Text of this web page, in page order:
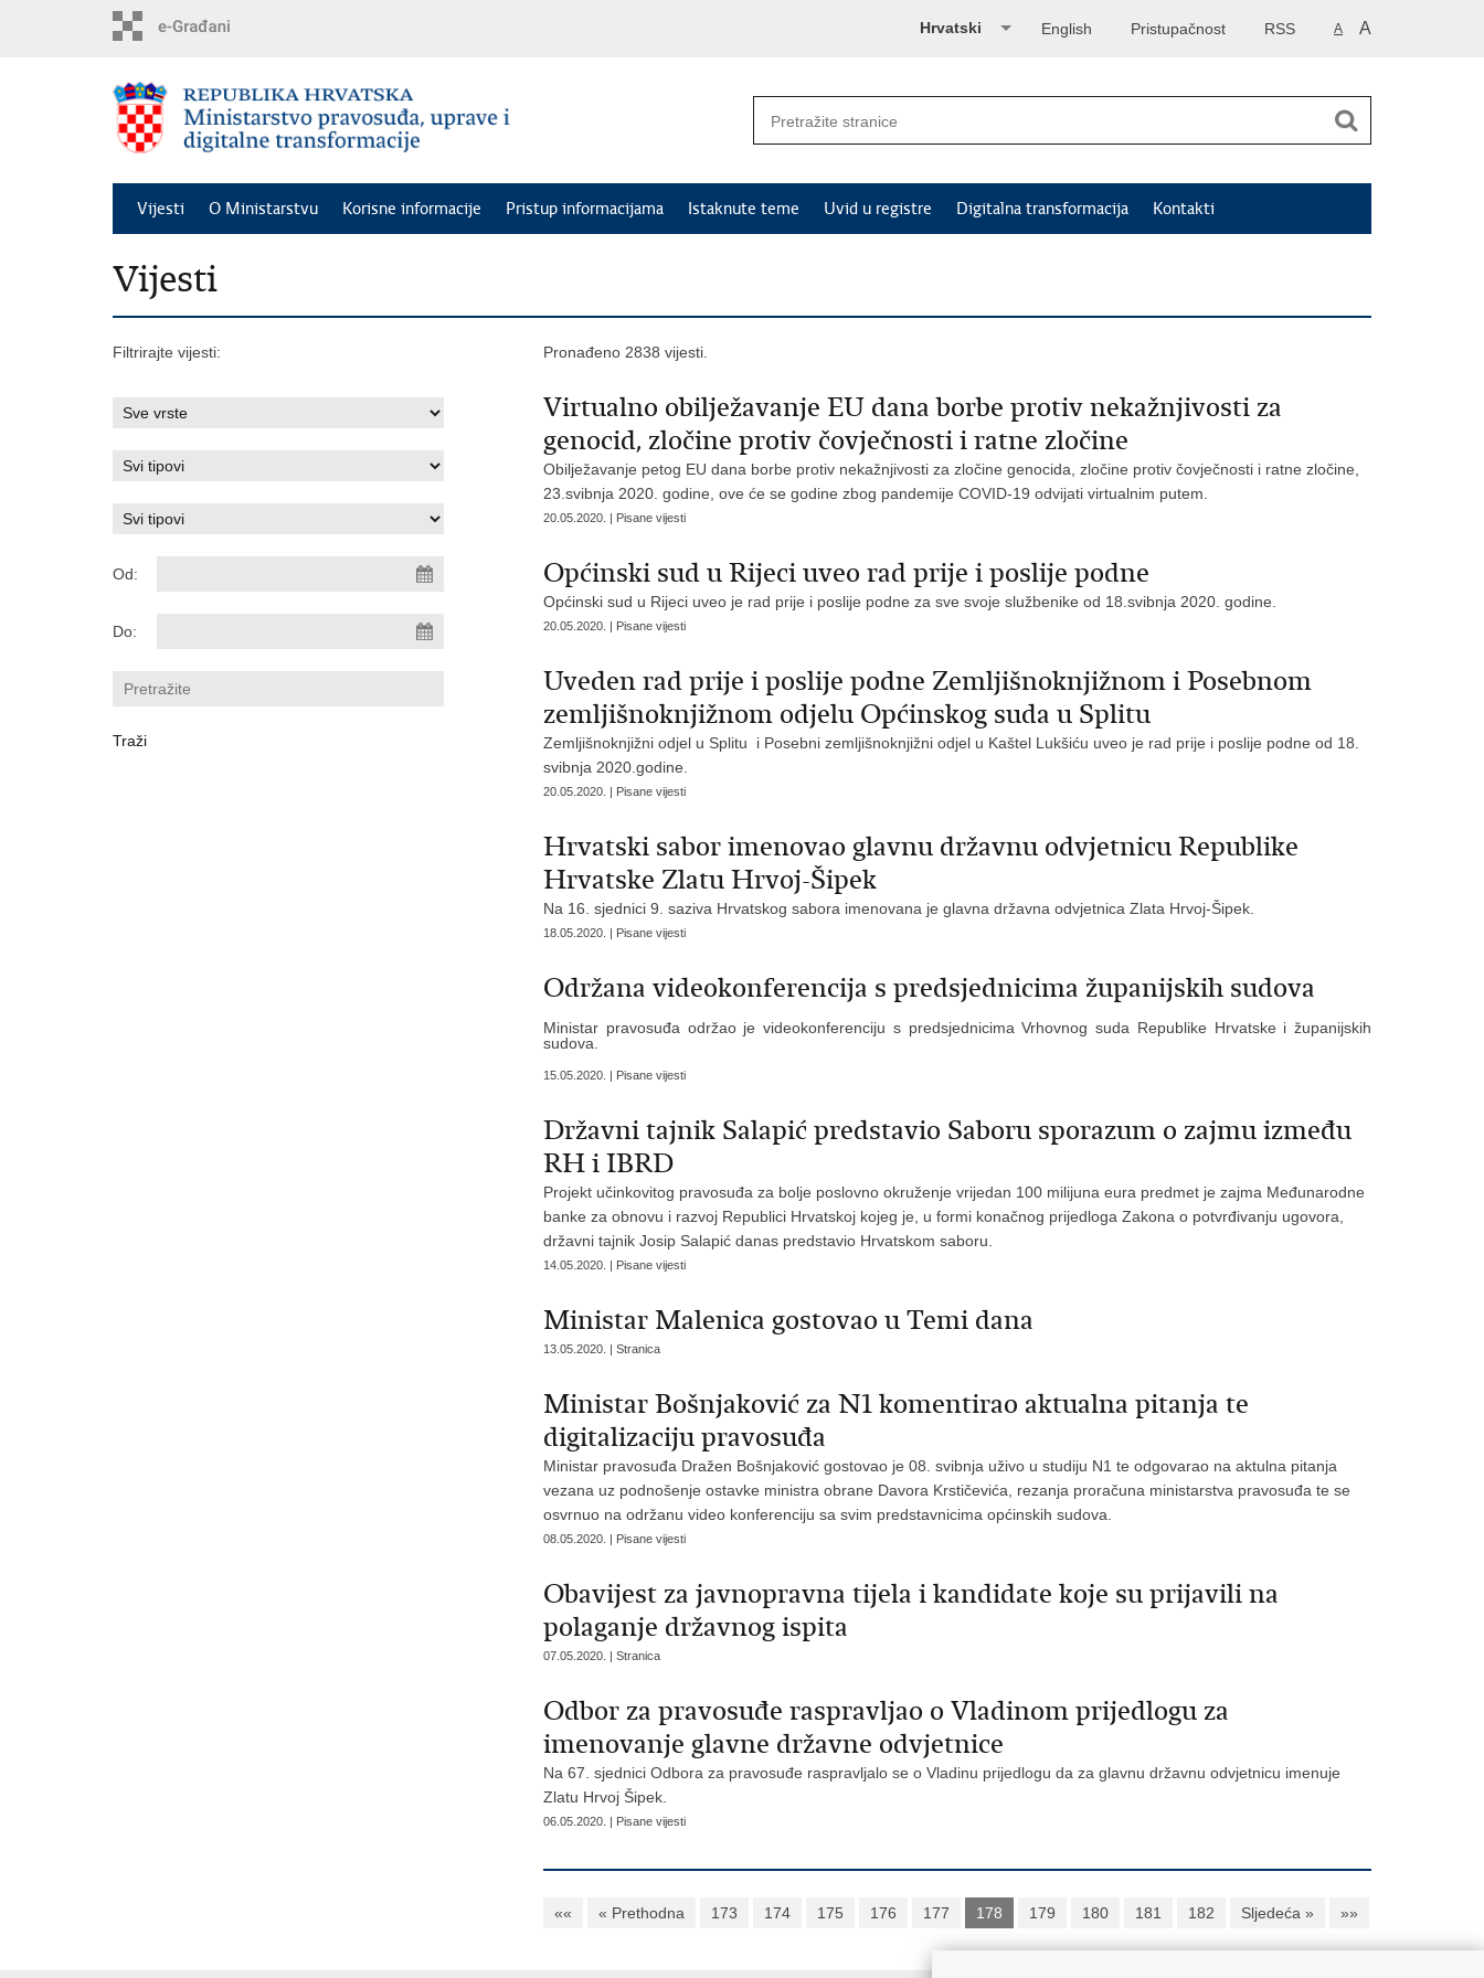
A A
RSS
Pristupačnost
English
Hrvatski
Vijesti O Ministarstvu Korisne informacije Pristup informacijama Istaknute teme Uvid u registre Digitalna transformacija Kontakti
Vijesti
Filtrirajte vijesti:
Od:
Do:
Pronađeno 2838 vijesti.
Virtualno obilježavanje EU dana borbe protiv nekažnjivosti za
genocid, zločine protiv čovječnosti i ratne zločine
Obilježavanje petog EU dana borbe protiv nekažnjivosti za zločine genocida, zločine protiv čovječnosti i ratne zločine,
23.svibnja 2020. godine, ove će se godine zbog pandemije COVID-19 odvijati virtualnim putem.
20.05.2020. | Pisane vijesti
Općinski sud u Rijeci uveo rad prije i poslije podne
Općinski sud u Rijeci uveo je rad prije i poslije podne za sve svoje službenike od 18.svibnja 2020. godine.
20.05.2020. | Pisane vijesti
Uveden rad prije i poslije podne Zemljišnoknjižnom i Posebnom
zemljišnoknjižnom odjelu Općinskog suda u Splitu
Zemljišnoknjižni odjel u Splitu i Posebni zemljišnoknjižni odjel u Kaštel Lukšiću uveo je rad prije i poslije podne od 18.
svibnja 2020.godine.
20.05.2020. | Pisane vijesti
Hrvatski sabor imenovao glavnu državnu odvjetnicu Republike
Hrvatske Zlatu Hrvoj-Šipek
Na 16. sjednici 9. saziva Hrvatskog sabora imenovana je glavna državna odvjetnica Zlata Hrvoj-Šipek.
18.05.2020. | Pisane vijesti
Održana videokonferencija s predsjednicima županijskih sudova
Ministar pravosuđa održao je videokonferenciju s predsjednicima Vrhovnog suda Republike Hrvatske i županijskih
sudova.
15.05.2020. | Pisane vijesti
Državni tajnik Salapić predstavio Saboru sporazum o zajmu između
RH i IBRD
Projekt učinkovitog pravosuđa za bolje poslovno okruženje vrijedan 100 milijuna eura predmet je zajma Međunarodne
banke za obnovu i razvoj Republici Hrvatskoj kojeg je, u formi konačnog prijedloga Zakona o potvrđivanju ugovora,
državni tajnik Josip Salapić danas predstavio Hrvatskom saboru.
14.05.2020. | Pisane vijesti
Ministar Malenica gostovao u Temi dana
13.05.2020. | Stranica
Ministar Bošnjaković za N1 komentirao aktualna pitanja te
digitalizaciju pravosuđa
Ministar pravosuđa Dražen Bošnjaković gostovao je 08. svibnja uživo u studiju N1 te odgovarao na aktulna pitanja
vezana uz podnošenje ostavke ministra obrane Davora Krstičevića, rezanja proračuna ministarstva pravosuđa te se
osvrnuo na održanu video konferenciju sa svim predstavnicima općinskih sudova.
08.05.2020. | Pisane vijesti
Obavijest za javnopravna tijela i kandidate koje su prijavili na
polaganje državnog ispita
07.05.2020. | Stranica
Odbor za pravosuđe raspravljao o Vladinom prijedlogu za
imenovanje glavne državne odvjetnice
Na 67. sjednici Odbora za pravosuđe raspravljalo se o Vladinu prijedlogu da za glavnu državnu odvjetnicu imenuje
Zlatu Hrvoj Šipek.
06.05.2020. | Pisane vijesti
«« « Prethodna 173 174 175 176 177 178 179 180 181 182 Sljedeća » »»